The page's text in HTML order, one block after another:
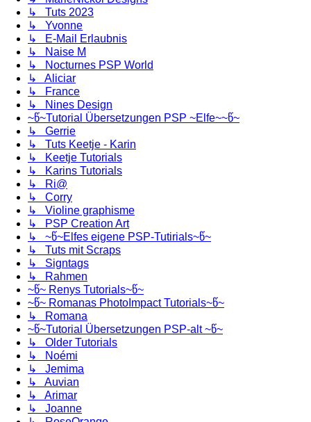
↳ Tuts 2023
↳ Yvonne
↳ E-Mail Erlaubnis
↳ Naise M
↳ Nocturnes PSP World
↳ Aliciar
↳ France
↳ Nines Design
~წ~Tutorial Übersetzungen PSP ~Elfe~~წ~
↳ Gerrie
↳ Tuts Keetje - Karin
↳ Keetje Tutorials
↳ Karins Tutorials
↳ Ri@
↳ Corry
↳ Violine graphisme
↳ PSP Creation Art
↳ ~წ~Elfes eigene PSP-Tutirials~წ~
↳ Tuts mit Scraps
↳ Signtags
↳ Rahmen
~წ~ Renys Tutorials~წ~
~წ~ Romanas PhotoImpact Tutorials~წ~
↳ Romana
~წ~Tutorial Übersetzungen PSP-alt ~წ~
↳ Older Tutorials
↳ Noémi
↳ Jemima
↳ Auvian
↳ Arimar
↳ Joanne